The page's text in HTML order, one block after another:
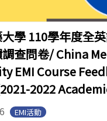
學 110學年度全
查問卷/ China
EMI Course
2022
EMI活動